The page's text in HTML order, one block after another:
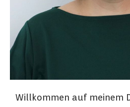
Willkommen auf meinem